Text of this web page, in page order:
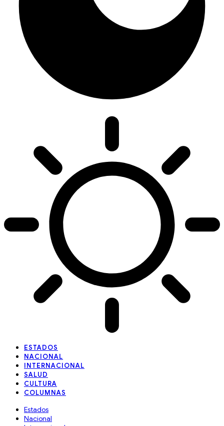
ESTADOS
NACIONAL
INTERNACIONAL
SALUD
CULTURA
Estados
Nacional